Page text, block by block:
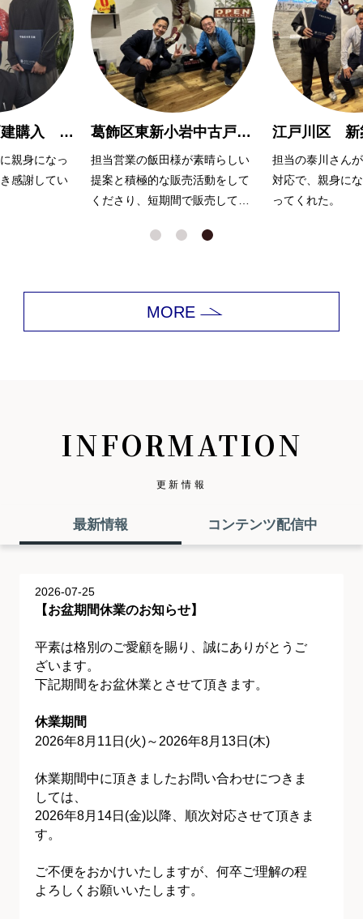
葛飾区東新小岩中古戸建 売却 Ｈ様
素晴らしい
活動をして
江戸川区 新築戸建て購入 N様
担当の泰川さんが迅速、丁寧な
対応で、親身になって相談に乗
ってくれた。
岩井さんには、
て相談に乗って
ます。
MORE
INFORMATION
更新情報
最新情報 コンテンツ配信中
2026-07-25
【お盆期間休業のお知らせ】
平素は格別のご愛顧を賜り、誠にありがとうご
ざいます。
下記期間をお盆休業とさせて頂きます。
休業期間
2026年8月11日(火)～2026年8月13日(木)
休業期間中に頂きましたお問い合わせにつきま
しては、
2026年8月14日(金)以降、順次対応させて頂きま
す。
ご不便をおかけいたしますが、何卒ご理解の程
よろしくお願いいたします。